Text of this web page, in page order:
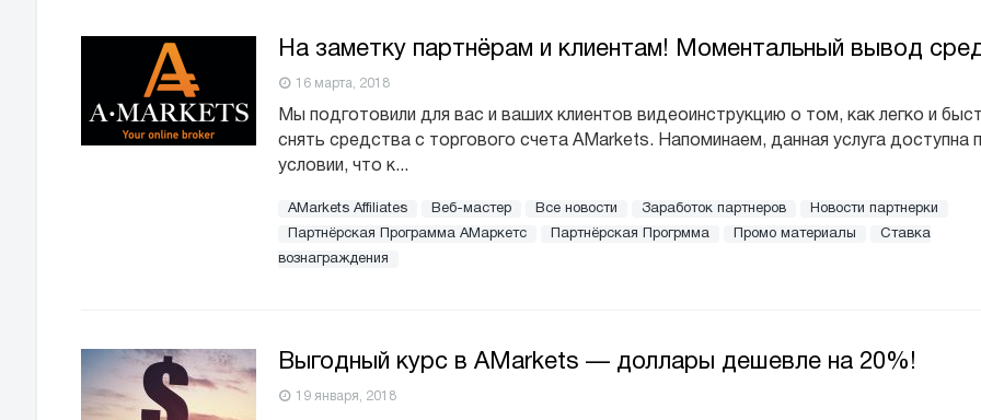
На заметку партнёрам и клиентам! Моментальный вывод
16 марта, 2018
Мы подготовили для вас и ваших клиентов видеоинструкцию о том, как легко и
снять средства c торгового счета AMarkets. Напоминаем, данная услуга доступна
условии, что к...
AMarkets Affiliates Веб-мастер Все новости Заработок партнеров
Новости партнерки
Партнёрская Программа АМаркетс
Партнёрская Прогрмма Промо материалы
Ставка
вознаграждения
Выгодный курс в AMarkets — доллары дешевле на 20%!
19 января, 2018